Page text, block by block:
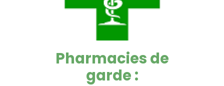
Pharmacies de
garde :